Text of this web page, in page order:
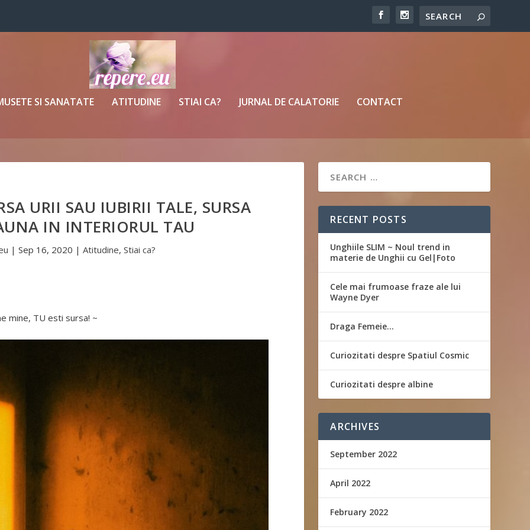
SI SANATATE ATITUDINE STIAI CA? JURNAL DE CALATORIE CONTACT
URII SAU IUBIRII TALE, SURSA
IN INTERIORUL TAU
|Sep 16, 2020 |Atitudine,Stiai ca?
mine, TU esti sursa! ~
RECENT POSTS
Unghiile SLIM ~ Noul trend in
materie de Unghii cu Gel|Foto
Cele mai frumoase fraze ale lui
Wayne Dyer
Draga Femeie…
Curiozitati despre Spatiul Cosmic
Curiozitati despre albine
ARCHIVES
September 2022
April 2022
February 2022